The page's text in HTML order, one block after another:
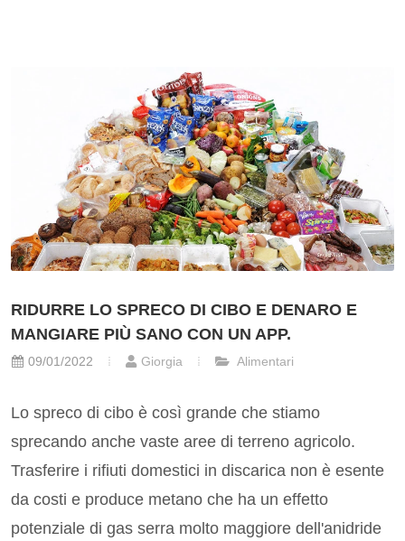
RIDURRE LO SPRECO DI CIBO E DENARO E
MANGIARE PIÙ SANO CON UN APP.
09/01/2022 Giorgia Alimentari
Lo spreco di cibo è così grande che stiamo
sprecando anche vaste aree di terreno agricolo.
Trasferire i rifiuti domestici in discarica non è esente
da costi e produce metano che ha un effetto
potenziale di gas serra molto maggiore dell'anidride